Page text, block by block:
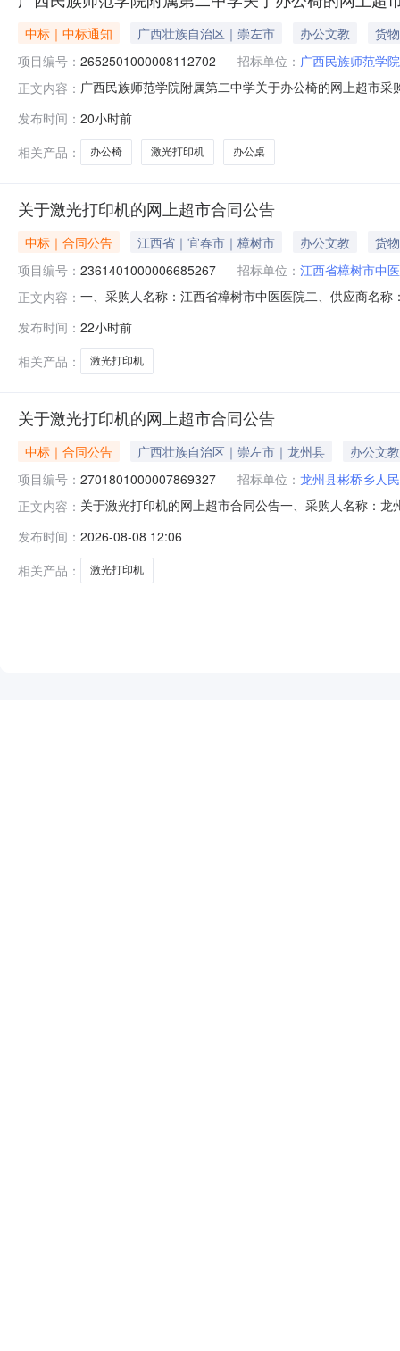
中标｜中标通知 广西壮族自治区｜崇左市 办公文教
货物
项目编号： 2652501000008112702 招标单位： 广西民族师范学
正文内容： 广西民族师范学院附属第二中学关于办公椅的网上超市
卢翠玲项目联系电话:/采购计划信息：序号采购计划文
发布时间： 20小时前
相关产品：
办公椅 激光打印机 办公桌
关于激光打印机的网上超市合同公告
中标｜合同公告 江西省｜宜春市｜樟树市 办公文教
货物
项目编号： 2361401000006685267 招标单位： 江西省樟树市中
正文内容： 一、采购人名称：江西省樟树市中医医院二、供应商名
1.00842842服务要求或标的基本概况：七、其它事项：
发布时间： 22小时前
相关产品：
激光打印机
关于激光打印机的网上超市合同公告
中标｜合同公告 广西壮族自治区｜崇左市｜龙州县
办公文教
项目编号： 2701801000007869327 招标单位： 龙州县彬桥乡人
正文内容： 关于激光打印机的网上超市合同公告一、采购人名称：
图/PantumBM5100ADN台1.0024502450服务要求或标
发布时间： 2026-08-08 12:06
相关产品：
激光打印机